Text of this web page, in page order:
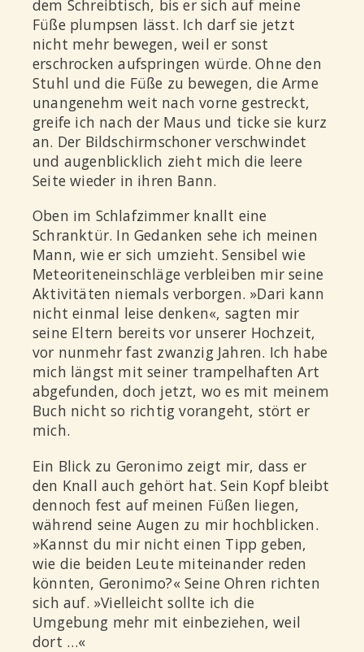
dem Schreibtisch, bis er sich auf meine
Füße plumpsen lässt. Ich darf sie jetzt
nicht mehr bewegen, weil er sonst
erschrocken aufspringen würde. Ohne den
Stuhl und die Füße zu bewegen, die Arme
unangenehm weit nach vorne gestreckt,
greife ich nach der Maus und ticke sie kurz
an. Der Bildschirmschoner verschwindet
und augenblicklich zieht mich die leere
Seite wieder in ihren Bann.
Oben im Schlafzimmer knallt eine
Schranktür. In Gedanken sehe ich meinen
Mann, wie er sich umzieht. Sensibel wie
Meteoriteneinschläge verbleiben mir seine
Aktivitäten niemals verborgen. »Dari kann
nicht einmal leise denken«, sagten mir
seine Eltern bereits vor unserer Hochzeit,
vor nunmehr fast zwanzig Jahren. Ich habe
mich längst mit seiner trampelhaften Art
abgefunden, doch jetzt, wo es mit meinem
Buch nicht so richtig vorangeht, stört er
mich.
Ein Blick zu Geronimo zeigt mir, dass er
den Knall auch gehört hat. Sein Kopf bleibt
dennoch fest auf meinen Füßen liegen,
während seine Augen zu mir hochblicken.
»Kannst du mir nicht einen Tipp geben,
wie die beiden Leute miteinander reden
könnten, Geronimo?« Seine Ohren richten
sich auf. »Vielleicht sollte ich die
Umgebung mehr mit einbeziehen, weil
dort …«